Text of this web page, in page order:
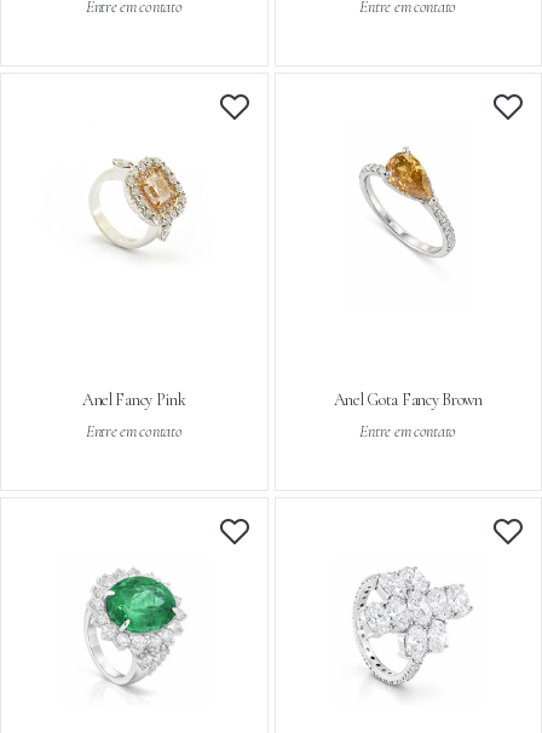
Entre em contato Entre em contato
Anel Fancy Pink
Entre em contato
Anel Gota Fancy Brown
Entre em contato